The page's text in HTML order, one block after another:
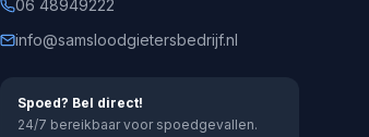
06 48949222
info@samsloodgietersbedrijf.nl
Spoed? Bel direct!
24/7 bereikbaar voor spoedgevallen.